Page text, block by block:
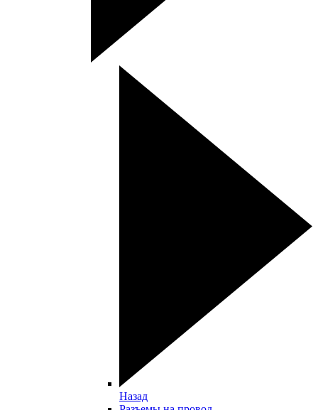
Назад